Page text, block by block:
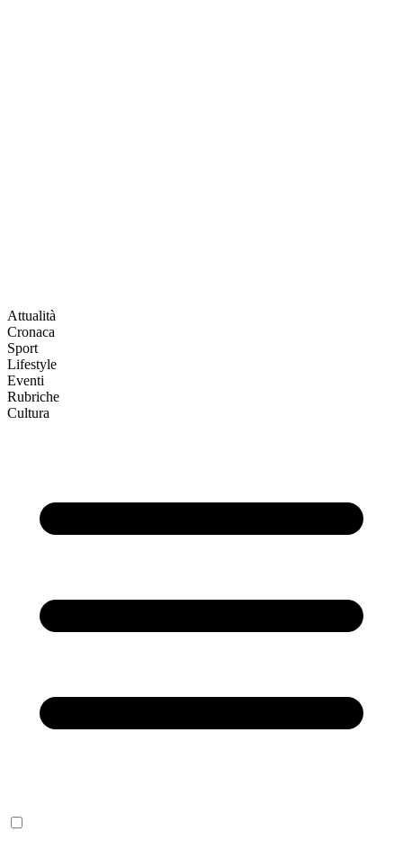
Attualità
Cronaca
Sport
Lifestyle
Eventi
Rubriche
Cultura